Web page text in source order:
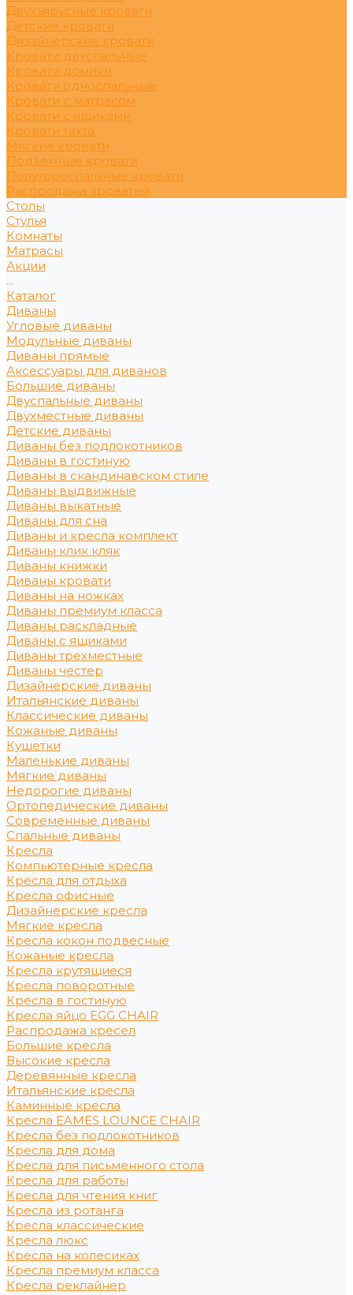
Двухъярусные кровати
Детские кровати
Дизайнерские кровати
Кровати двуспальные
Кровати домики
Кровати односпальные
Кровати с матрасом
Кровати с ящиками
Кровати тахта
Мягкие кровати
Подъемные кровати
Полутороспальные кровати
Распродажа кроватей
Столы
Стулья
Комнаты
Матрасы
Акции
...
Каталог
Диваны
Угловые диваны
Модульные диваны
Диваны прямые
Аксессуары для диванов
Большие диваны
Двуспальные диваны
Двухместные диваны
Детские диваны
Диваны без подлокотников
Диваны в гостиную
Диваны в скандинавском стиле
Диваны выдвижные
Диваны выкатные
Диваны для сна
Диваны и кресла комплект
Диваны клик кляк
Диваны книжки
Диваны кровати
Диваны на ножках
Диваны премиум класса
Диваны раскладные
Диваны с ящиками
Диваны трехместные
Диваны честер
Дизайнерские диваны
Итальянские диваны
Классические диваны
Кожаные диваны
Кушетки
Маленькие диваны
Мягкие диваны
Недорогие диваны
Ортопедические диваны
Современные диваны
Спальные диваны
Кресла
Компьютерные кресла
Кресла для отдыха
Кресла офисные
Дизайнерские кресла
Мягкие кресла
Кресла кокон подвесные
Кожаные кресла
Кресла крутящиеся
Кресла поворотные
Кресла в гостиную
Кресла яйцо EGG CHAIR
Распродажа кресел
Большие кресла
Высокие кресла
Деревянные кресла
Итальянские кресла
Каминные кресла
Кресла EAMES LOUNGE CHAIR
Кресла без подлокотников
Кресла для дома
Кресла для письменного стола
Кресла для работы
Кресла для чтения книг
Кресла из ротанга
Кресла классические
Кресла люкс
Кресла на колесиках
Кресла премиум класса
Кресла реклайнер